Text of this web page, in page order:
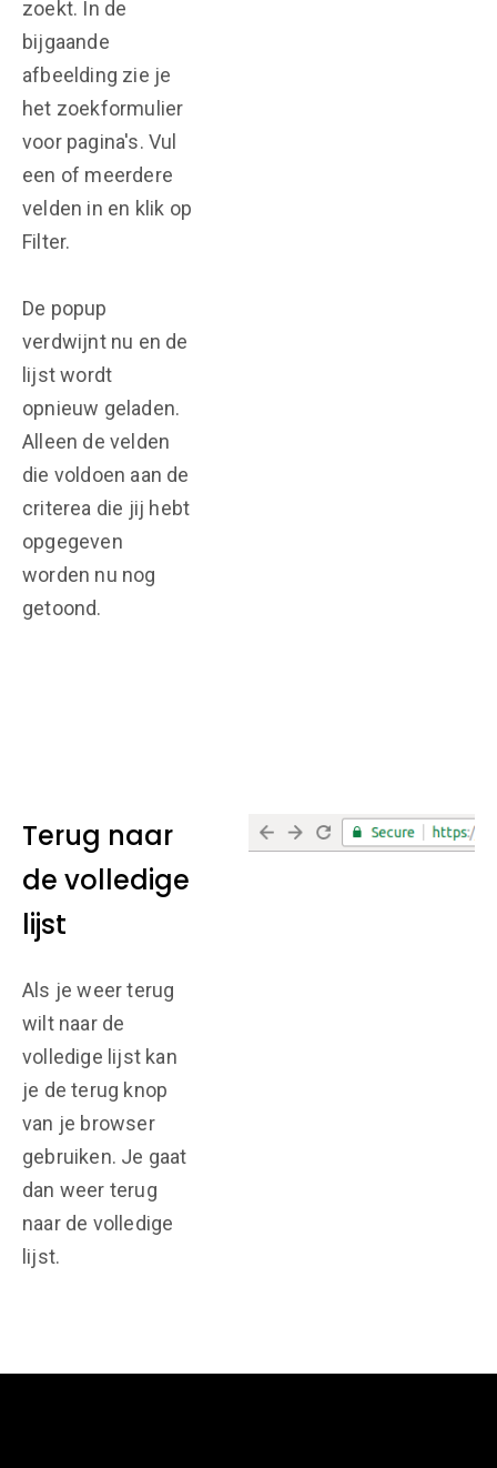
zoekt. In de
bijgaande
afbeelding zie je
het zoekformulier
voor pagina's. Vul
een of meerdere
velden in en klik op
Filter.
De popup
verdwijnt nu en de
lijst wordt
opnieuw geladen.
Alleen de velden
die voldoen aan de
criterea die jij hebt
opgegeven
worden nu nog
getoond.
Terug naar
de volledige
lijst
Als je weer terug
wilt naar de
volledige lijst kan
je de terug knop
van je browser
gebruiken. Je gaat
dan weer terug
naar de volledige
lijst.